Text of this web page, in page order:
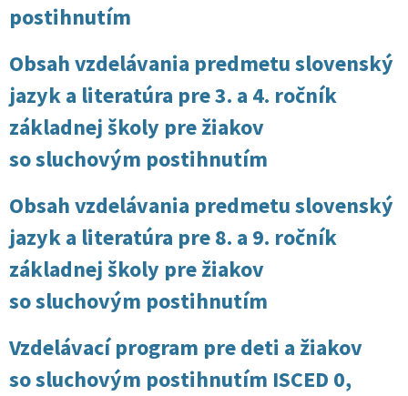
postihnutím
Obsah vzdelávania predmetu slovenský
jazyk a literatúra pre 3. a 4. ročník
základnej školy pre žiakov
so sluchovým postihnutím
Obsah vzdelávania predmetu slovenský
jazyk a literatúra pre 8. a 9. ročník
základnej školy pre žiakov
so sluchovým postihnutím
Vzdelávací program pre deti a žiakov
so sluchovým postihnutím ISCED 0,